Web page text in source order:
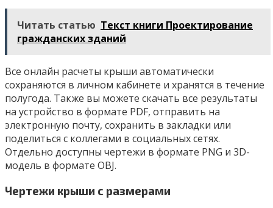
Читать статью Текст книги Проектирование
гражданских зданий
Все онлайн расчеты крыши автоматически
сохраняются в личном кабинете и хранятся в течение
полугода. Также вы можете скачать все результаты
на устройство в формате PDF, отправить на
электронную почту, сохранить в закладки или
поделиться с коллегами в социальных сетях.
Отдельно доступны чертежи в формате PNG и 3D-
модель в формате OBJ.
Чертежи крыши с размерами